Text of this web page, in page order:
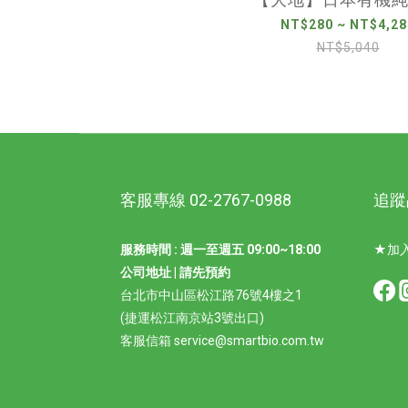
NT$280 ~
NT$5,040
客服專線 02-2767-0988
服務時間 : 週一至週五 09:00~18:00
公司地址 | 請先預約
台北市中山區松江路76號4樓之1
(捷運松江南京站3號出口)
客服信箱 service@smartbio.com.tw
追
★加